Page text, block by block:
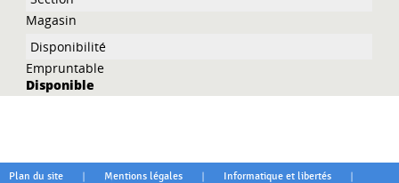
Magasin
Empruntable
Disponible
Plan du site | Mentions légales | Informatique et libertés |